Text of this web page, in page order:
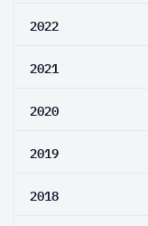
2022
2021
2020
2019
2018